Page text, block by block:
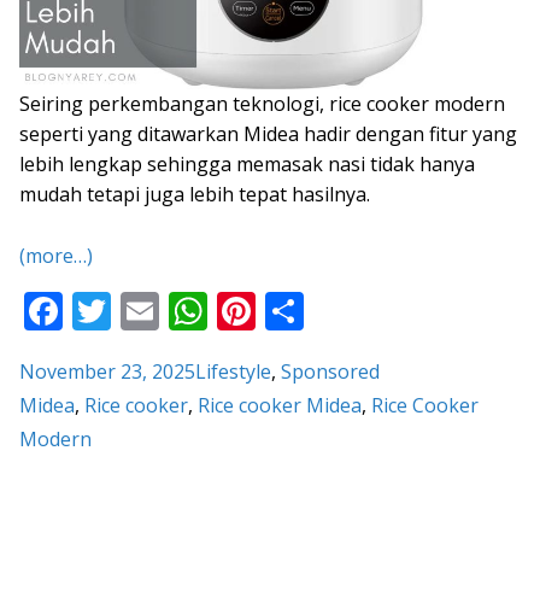
Seiring perkembangan teknologi, rice cooker modern
seperti yang ditawarkan Midea hadir dengan fitur yang
lebih lengkap sehingga memasak nasi tidak hanya
mudah tetapi juga lebih tepat hasilnya.
(more…)
F
e
b
T
itt
er
E
ai
l
W
at
s
Pi
er
e
ar
e
November 23, 2025Lifestyle, Sponsored
Midea, Rice cooker, Rice cooker Midea, Rice Cooker
Modern